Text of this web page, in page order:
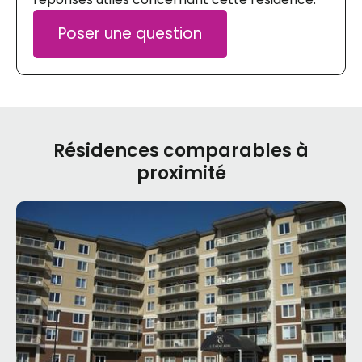
Poser une question
Résidences comparables à
proximité